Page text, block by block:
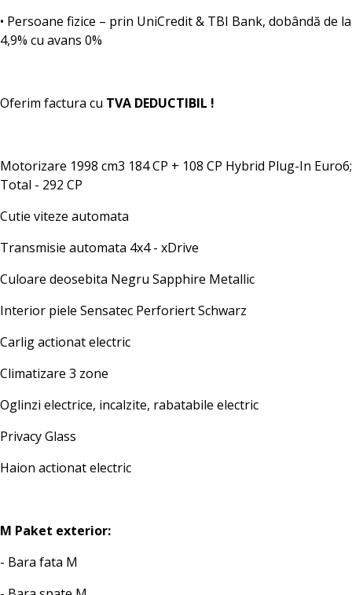
• Persoane fizice – prin UniCredit & TBI Bank, dobândă de la
4,9% cu avans 0%
Oferim factura cu TVA DEDUCTIBIL !
Motorizare 1998 cm3 184 CP + 108 CP Hybrid Plug-In Euro6;
Total - 292 CP
Cutie viteze automata
Transmisie automata 4x4 - xDrive
Culoare deosebita Negru Sapphire Metallic
Interior piele Sensatec Perforiert Schwarz
Carlig actionat electric
Climatizare 3 zone
Oglinzi electrice, incalzite, rabatabile electric
Privacy Glass
Haion actionat electric
M Paket exterior:
- Bara fata M